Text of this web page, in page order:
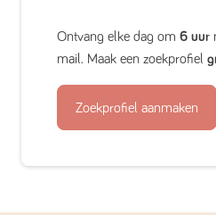
Ontvang elke dag om 6 uur
mail. Maak een zoekprofiel
Zoekprofiel aanmaken